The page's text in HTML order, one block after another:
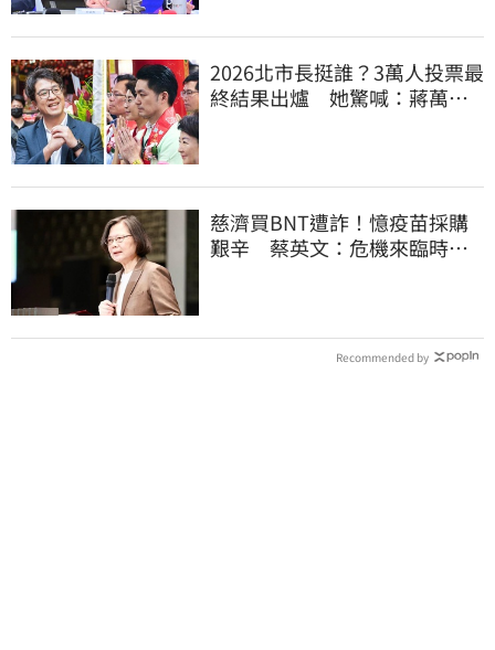
2026北市長挺誰？3萬人投票最
終結果出爐 她驚喊：蔣萬安
慈濟買BNT遭詐！憶疫苗採購
艱辛 蔡英文：危機來臨時務
Recommended by